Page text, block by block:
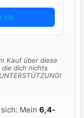
Kauf über diese
die dich nichts
Mein 6,4-